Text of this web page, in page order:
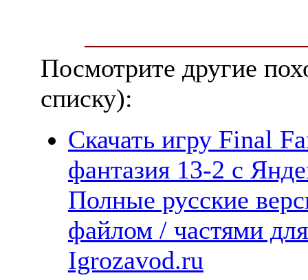
Посмотрите другие
списку):
Скачать игру Final
фантазия 13-2 с
Полные русские
файлом / частями
Igrozavod.ru